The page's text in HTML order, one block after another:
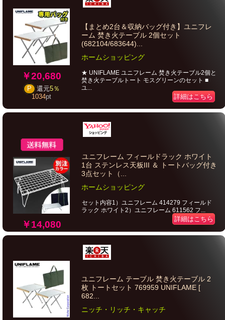
￥20,680
P 還元5％
1034pt
【まとめ2台＆収納バッグ付き】ユニフレ
ーム 焚き火テーブル 2個セット
(682104/683644)...
ホームショッピング
★ UNIFLAME ユニフレーム 焚き火テーブル2個と
焚き火テーブルトート モスグリーンのセット ■
ユ...
詳細はこちら
￥14,080
ユニフレーム フィールドラック ホワイト
1台 ステンレス天板III ＆ トートバッグ付き
3点セット（...
ホームショッピング
セット内容1）ユニフレーム 414279 フィールド
ラック ホワイト2）ユニフレーム 611562 フ...
詳細はこちら
ユニフレーム テーブル 焚き火テーブル 2
枚 トートセット 769959 UNIFLAME [
682...
ニッチ・リッチ・キャッチ